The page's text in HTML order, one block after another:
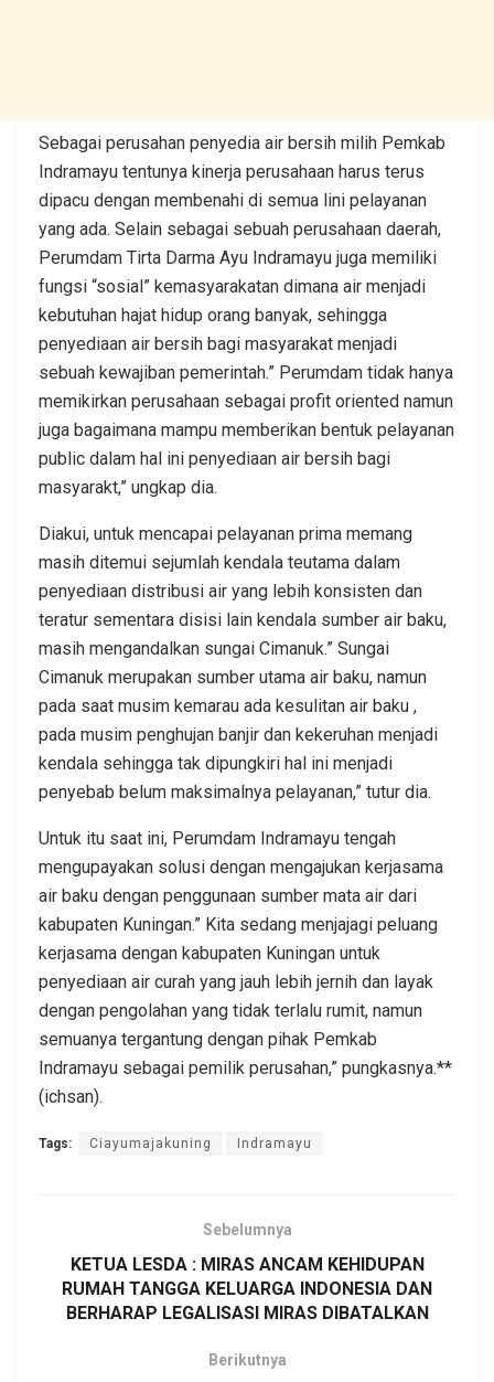
Sebagai perusahan penyedia air bersih milih Pemkab
Indramayu tentunya kinerja perusahaan harus terus
dipacu dengan membenahi di semua lini pelayanan
yang ada. Selain sebagai sebuah perusahaan daerah,
Perumdam Tirta Darma Ayu Indramayu juga memiliki
fungsi “sosial” kemasyarakatan dimana air menjadi
kebutuhan hajat hidup orang banyak, sehingga
penyediaan air bersih bagi masyarakat menjadi
sebuah kewajiban pemerintah.” Perumdam tidak hanya
memikirkan perusahaan sebagai profit oriented namun
juga bagaimana mampu memberikan bentuk pelayanan
public dalam hal ini penyediaan air bersih bagi
masyarakt,” ungkap dia.
Diakui, untuk mencapai pelayanan prima memang
masih ditemui sejumlah kendala teutama dalam
penyediaan distribusi air yang lebih konsisten dan
teratur sementara disisi lain kendala sumber air baku,
masih mengandalkan sungai Cimanuk.” Sungai
Cimanuk merupakan sumber utama air baku, namun
pada saat musim kemarau ada kesulitan air baku ,
pada musim penghujan banjir dan kekeruhan menjadi
kendala sehingga tak dipungkiri hal ini menjadi
penyebab belum maksimalnya pelayanan,” tutur dia.
Untuk itu saat ini, Perumdam Indramayu tengah
mengupayakan solusi dengan mengajukan kerjasama
air baku dengan penggunaan sumber mata air dari
kabupaten Kuningan.” Kita sedang menjajagi peluang
kerjasama dengan kabupaten Kuningan untuk
penyediaan air curah yang jauh lebih jernih dan layak
dengan pengolahan yang tidak terlalu rumit, namun
semuanya tergantung dengan pihak Pemkab
Indramayu sebagai pemilik perusahan,” pungkasnya.**
(ichsan).
Tags: Ciayumajakuning Indramayu
Sebelumnya
KETUA LESDA : MIRAS ANCAM KEHIDUPAN
RUMAH TANGGA KELUARGA INDONESIA DAN
BERHARAP LEGALISASI MIRAS DIBATALKAN
Berikutnya